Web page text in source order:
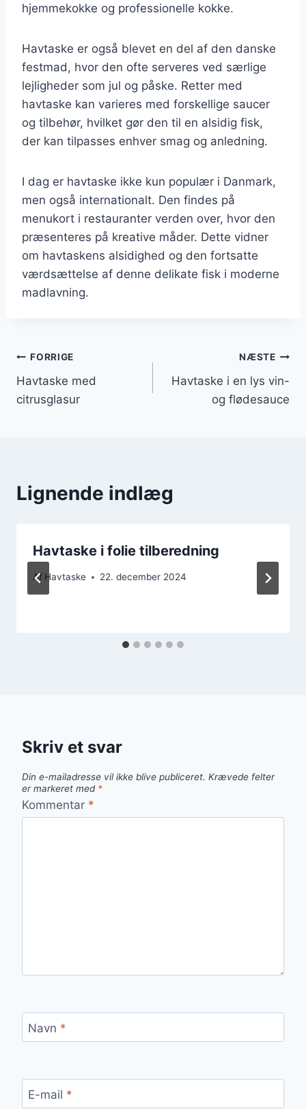
hjemmekokke og professionelle kokke.
Havtaske er også blevet en del af den danske
festmad, hvor den ofte serveres ved særlige
lejligheder som jul og påske. Retter med
havtaske kan varieres med forskellige saucer
og tilbehør, hvilket gør den til en alsidig fisk,
der kan tilpasses enhver smag og anledning.
I dag er havtaske ikke kun populær i Danmark,
men også internationalt. Den findes på
menukort i restauranter verden over, hvor den
præsenteres på kreative måder. Dette vidner
om havtaskens alsidighed og den fortsatte
værdsættelse af denne delikate fisk i moderne
madlavning.
Indlægsnavigation
FORRIGE
Havtaske med
citrusglasur
NÆSTE
Havtaske i en lys vin-
og flødesauce
Lignende indlæg
Havtaske i folie tilberedning
Af Havtaske 22. december 2024
Skriv et svar
Din e-mailadresse vil ikke blive publiceret. Krævede felter
er markeret med *
Kommentar *
Navn *
E-mail *